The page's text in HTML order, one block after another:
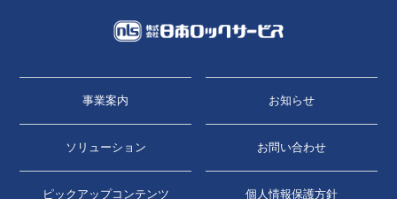
事業案内
ソリューション
ピックアップコンテンツ
お知らせ
お問い合わせ
個人情報保護方針